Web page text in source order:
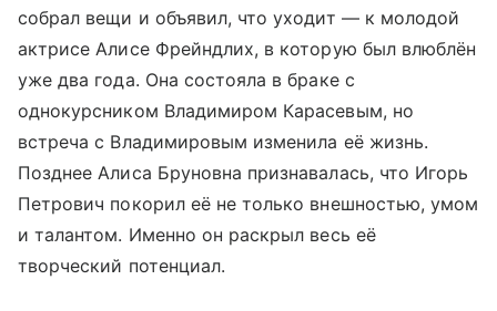
собрал вещи и объявил, что уходит — к молодой
актрисе Алисе Фрейндлих, в которую был влюблён
уже два года. Она состояла в браке с
однокурсником Владимиром Карасевым, но
встреча с Владимировым изменила её жизнь.
Позднее Алиса Бруновна признавалась, что Игорь
Петрович покорил её не только внешностью, умом
и талантом. Именно он раскрыл весь её
творческий потенциал.